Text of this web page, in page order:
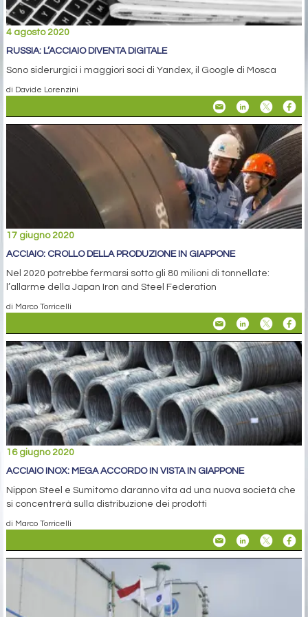
4 agosto 2020
RUSSIA: L’ACCIAIO DIVENTA DIGITALE
Sono siderurgici i maggiori soci di Yandex, il Google di Mosca
di Davide Lorenzini
17 giugno 2020
ACCIAIO: CROLLO DELLA PRODUZIONE IN GIAPPONE
Nel 2020 potrebbe fermarsi sotto gli 80 milioni di tonnellate:
l’allarme della Japan Iron and Steel Federation
di Marco Torricelli
16 giugno 2020
ACCIAIO INOX: MEGA ACCORDO IN VISTA IN GIAPPONE
Nippon Steel e Sumitomo daranno vita ad una nuova società che
si concentrerà sulla distribuzione dei prodotti
di Marco Torricelli